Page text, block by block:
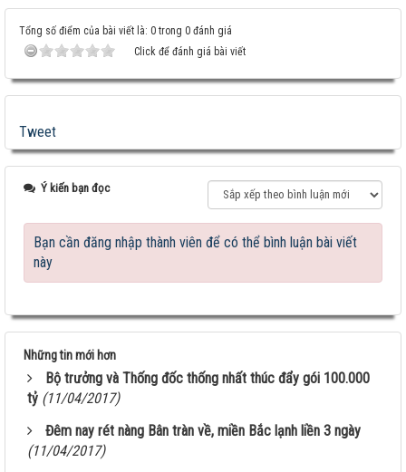
Tổng số điểm của bài viết là: 0 trong 0 đánh giá
Click để đánh giá bài viết
Tweet
Ý kiến bạn đọc
Bạn cần đăng nhập thành viên để có thể bình luận bài viết
này
Những tin mới hơn
Bộ trưởng và Thống đốc thống nhất thúc đẩy gói 100.000
tỷ (11/04/2017)
Đêm nay rét nàng Bân tràn về, miền Bắc lạnh liền 3 ngày
(11/04/2017)